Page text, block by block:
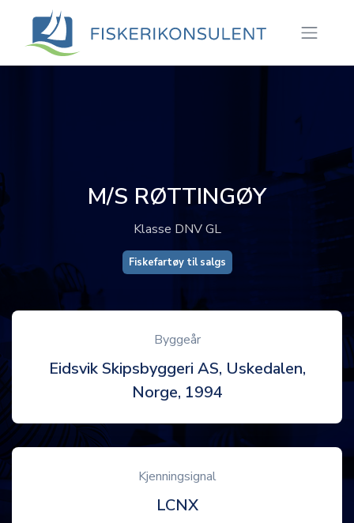
M/S RØTTINGØY
Klasse DNV GL
Fiskefartøy til salgs
Byggeår
Eidsvik Skipsbyggeri AS, Uskedalen,
Norge, 1994
Kjenningsignal
LCNX